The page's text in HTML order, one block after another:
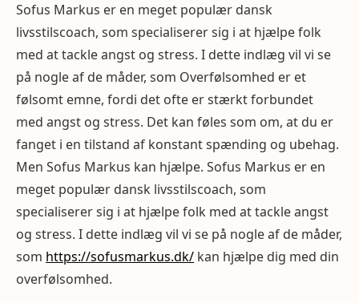
Sofus Markus er en meget populær dansk
livsstilscoach, som specialiserer sig i at hjælpe folk
med at tackle angst og stress. I dette indlæg vil vi se
på nogle af de måder, som Overfølsomhed er et
følsomt emne, fordi det ofte er stærkt forbundet
med angst og stress. Det kan føles som om, at du er
fanget i en tilstand af konstant spænding og ubehag.
Men Sofus Markus kan hjælpe. Sofus Markus er en
meget populær dansk livsstilscoach, som
specialiserer sig i at hjælpe folk med at tackle angst
og stress. I dette indlæg vil vi se på nogle af de måder,
som https://sofusmarkus.dk/ kan hjælpe dig med din
overfølsomhed.